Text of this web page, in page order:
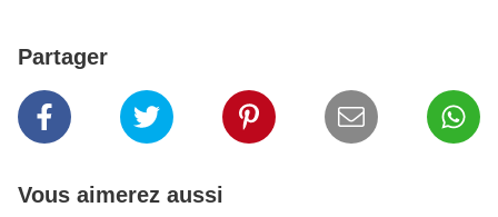
Partager
Vous aimerez aussi